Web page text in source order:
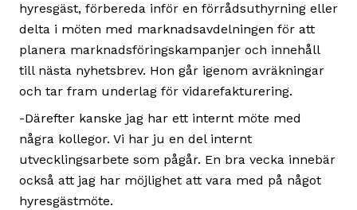
hyresgäst, förbereda inför en förrådsuthyrning eller
delta i möten med marknadsavdelningen för att
planera marknadsföringskampanjer och innehåll
till nästa nyhetsbrev. Hon går igenom avräkningar
och tar fram underlag för vidarefakturering.
-Därefter kanske jag har ett internt möte med
några kollegor. Vi har ju en del internt
utvecklingsarbete som pågår. En bra vecka innebär
också att jag har möjlighet att vara med på något
hyresgästmöte.